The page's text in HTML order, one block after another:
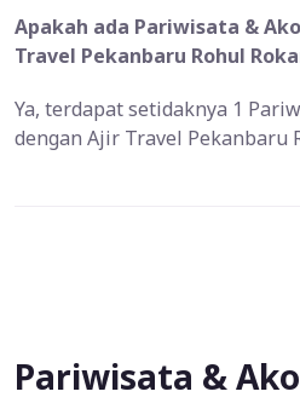
Apakah ada Pariwisata &
Travel Pekanbaru Rohul
Ya, terdapat setidaknya 1
dengan Ajir Travel Pekanbaru
Pariwisata &